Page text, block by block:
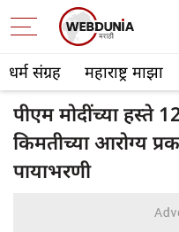
धर्म संग्रह महाराष्ट्र माझा
पीएम मोदींच्या हस्ते
किमतीच्या आरोग्य
पायाभरणी